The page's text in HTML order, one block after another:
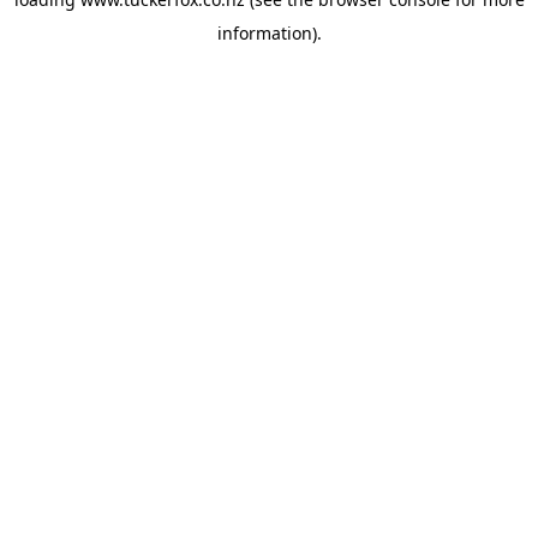
information).